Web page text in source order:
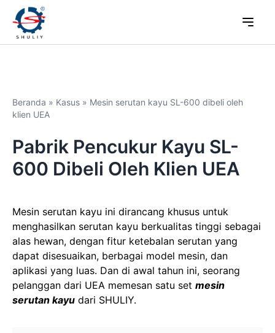
Beranda » Kasus » Mesin serutan kayu SL-600 dibeli oleh
klien UEA
Pabrik Pencukur Kayu SL-
600 Dibeli Oleh Klien UEA
Mesin serutan kayu ini dirancang khusus untuk
menghasilkan serutan kayu berkualitas tinggi sebagai
alas hewan, dengan fitur ketebalan serutan yang
dapat disesuaikan, berbagai model mesin, dan
aplikasi yang luas. Dan di awal tahun ini, seorang
pelanggan dari UEA memesan satu set mesin
serutan kayu dari SHULIY.